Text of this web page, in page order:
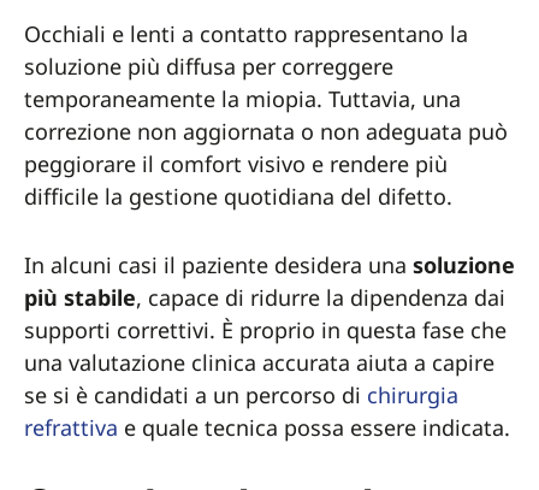
Occhiali e lenti a contatto rappresentano la
soluzione più diffusa per correggere
temporaneamente la miopia. Tuttavia, una
correzione non aggiornata o non adeguata può
peggiorare il comfort visivo e rendere più
difficile la gestione quotidiana del difetto.
In alcuni casi il paziente desidera una soluzione
più stabile, capace di ridurre la dipendenza dai
supporti correttivi. È proprio in questa fase che
una valutazione clinica accurata aiuta a capire
se si è candidati a un percorso di chirurgia
refrattiva e quale tecnica possa essere indicata.